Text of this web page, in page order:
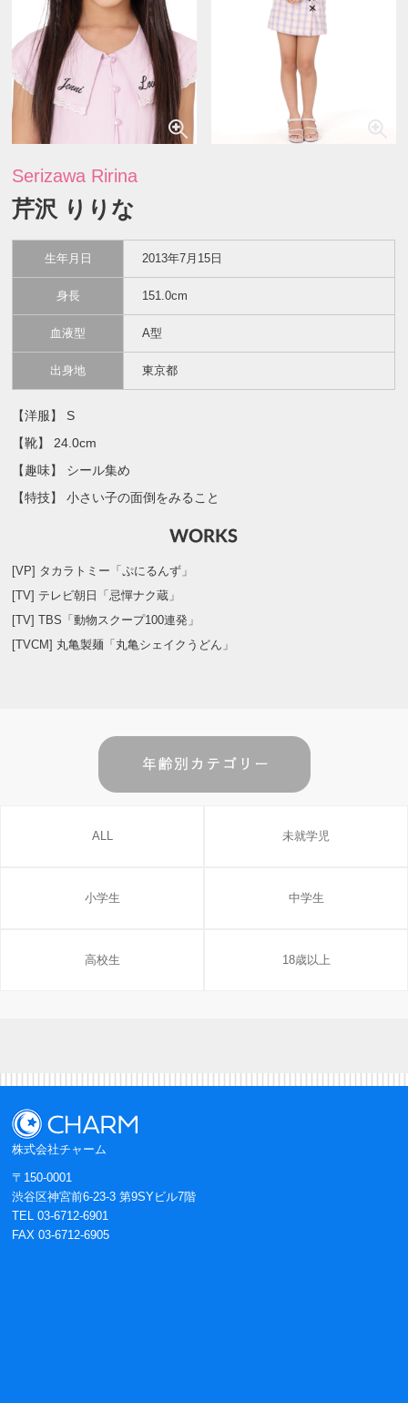
Serizawa Ririna
芹沢 りりな
生年月日 2013年7月15日
身長 151.0cm
血液型 A型
出身地 東京都
【洋服】 S
【靴】 24.0cm
【趣味】 シール集め
【特技】 小さい子の面倒をみること
[VP] タカラトミー「ぷにるんず」
[TV] テレビ朝日「忌憚ナク蔵」
[TV] TBS「動物スクープ100連発」
[TVCM] 丸亀製麺「丸亀シェイクうどん」
ALL 未就学児
小学生 中学生
高校生 18歳以上
株式会社チャーム
〒150-0001
渋谷区神宮前6-23-3 第9SYビル7階
TEL 03-6712-6901
FAX 03-6712-6905